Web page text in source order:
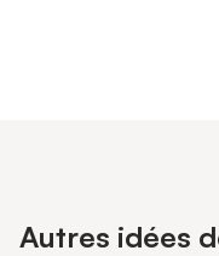
Autres idées